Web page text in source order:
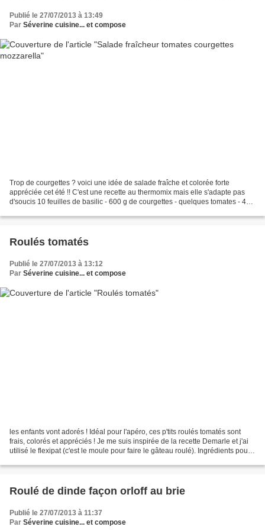
Publié le 27/07/2013 à 13:49
Par Séverine cuisine... et compose
Trop de courgettes ? voici une idée de salade fraîche et colorée forte
appréciée cet été !! C'est une recette au thermomix mais elle s'adapte pas
d'soucis 10 feuilles de basilic - 600 g de courgettes - quelques tomates - 40
Roulés tomatés
Publié le 27/07/2013 à 13:12
Par Séverine cuisine... et compose
les enfants vont adorés ! Idéal pour l'apéro, ces p'tits roulés tomatés sont
frais, colorés et appréciés ! Je me suis inspirée de la recette Demarle et j'ai
utilisé le flexipat (c'est le moule pour faire le gâteau roulé). Ingrédients pour
Roulé de dinde façon orloff au brie
Publié le 27/07/2013 à 11:37
Par Séverine cuisine... et compose